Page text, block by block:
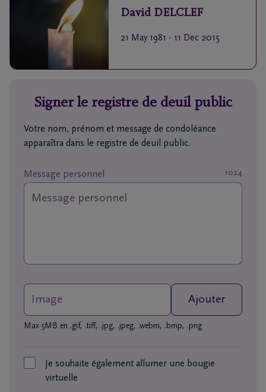
Contact
Organiser
des
Avis
funéraires
Questions
David DELCLEF
21 May 1981 - 11 Dec 2015
Signer le registre de deuil public
Votre nom, prénom et message de condoléance
apparaîtra dans le registre de deuil public.
1024
Message personnel
Image Ajouter
Max 5MB en .gif, .tiff, .jpg, .jpeg, .webm, .bmp, .png
Je souhaite également allumer une bougie
virtuelle